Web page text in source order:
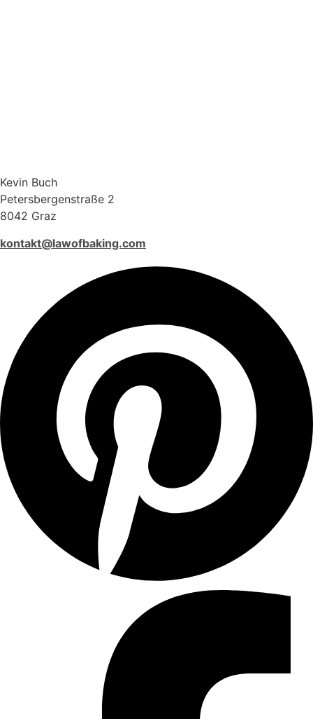
Kevin Buch
Petersbergenstraße 2
8042 Graz
kontakt@lawofbaking.com